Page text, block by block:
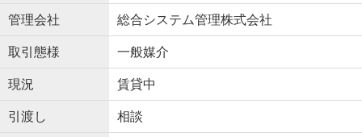
管理会社 総合システム管理株式会社
取引態様 一般媒介
現況 賃貸中
引渡し 相談